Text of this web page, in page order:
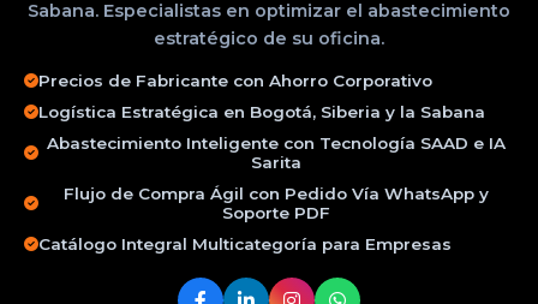
Sabana. Especialistas en optimizar el abastecimiento
estratégico de su oficina.
Precios de Fabricante con Ahorro Corporativo
Logística Estratégica en Bogotá, Siberia y la Sabana
Abastecimiento Inteligente con Tecnología SAAD e IA
Sarita
Flujo de Compra Ágil con Pedido Vía WhatsApp y
Soporte PDF
Catálogo Integral Multicategoría para Empresas